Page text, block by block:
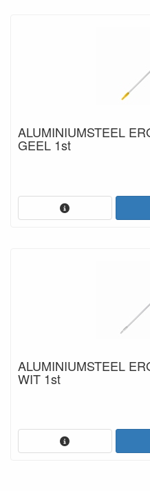
ALUMINIUMSTEEL
GEEL 1st
ALUMINIUMSTEEL
WIT 1st